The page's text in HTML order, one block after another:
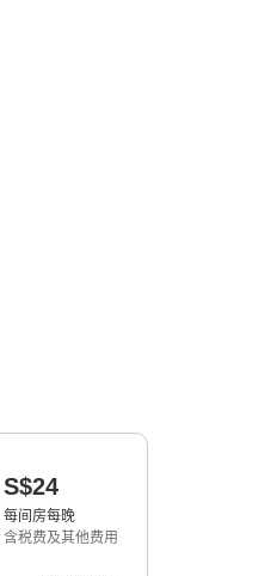
S$24
每间房每晚
含税费及其他费用